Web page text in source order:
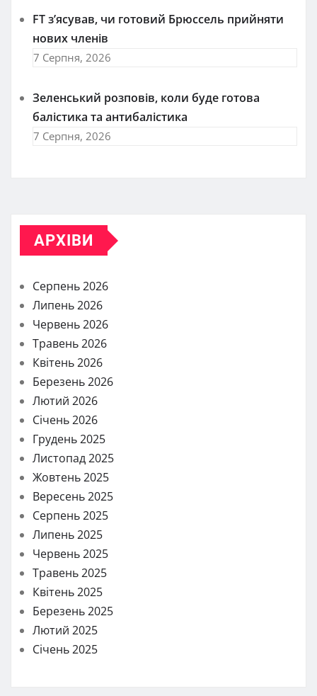
FT зʼясував, чи готовий Брюссель прийняти
нових членів
7 Серпня, 2026
Зеленський розповів, коли буде готова
балістика та антибалістика
7 Серпня, 2026
АРХІВИ
Серпень 2026
Липень 2026
Червень 2026
Травень 2026
Квітень 2026
Березень 2026
Лютий 2026
Січень 2026
Грудень 2025
Листопад 2025
Жовтень 2025
Вересень 2025
Серпень 2025
Липень 2025
Червень 2025
Травень 2025
Квітень 2025
Березень 2025
Лютий 2025
Січень 2025